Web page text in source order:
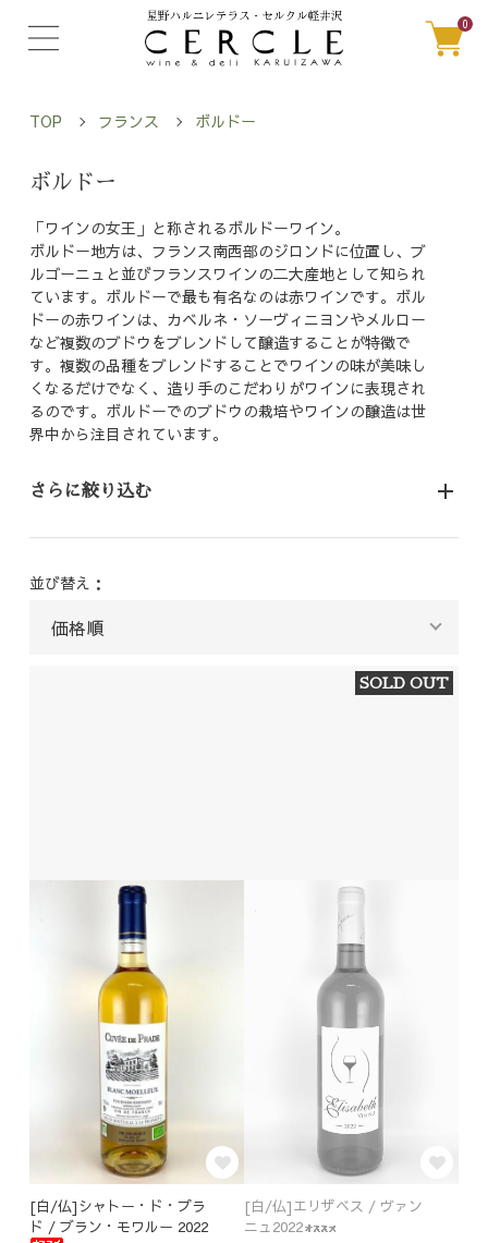
0
TOP フランス ボルドー
ボルドー
「ワインの女王」と称されるボルドーワイン。
ボルドー地方は、フランス南西部のジロンドに位置し、ブ
ルゴーニュと並びフランスワインの二大産地として知られ
ています。ボルドーで最も有名なのは赤ワインです。ボル
ドーの赤ワインは、カベルネ・ソーヴィニヨンやメルロー
など複数のブドウをブレンドして醸造することが特徴で
す。複数の品種をブレンドすることでワインの味が美味し
くなるだけでなく、造り手のこだわりがワインに表現され
るのです。ボルドーでのブドウの栽培やワインの醸造は世
界中から注目されています。
さらに絞り込む
並び替え：
[白/仏]シャトー・ド・プラ
ド / ブラン・モワルー 2022
SOLD OUT
[白/仏]エリザベス / ヴァン
ニュ2022